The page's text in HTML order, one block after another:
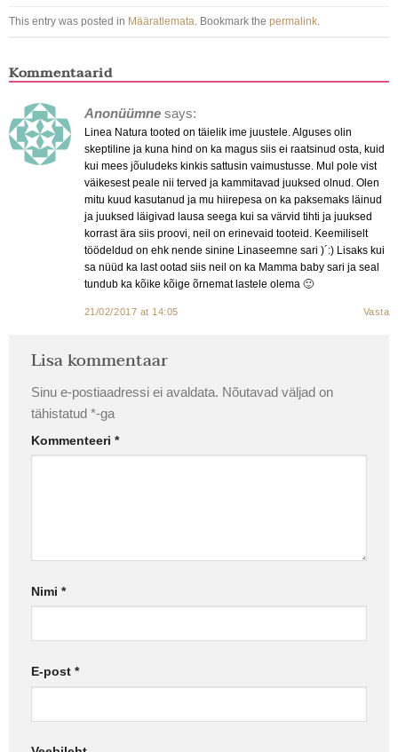
This entry was posted in Määratlemata . Bookmark the permalink.
Kommentaarid
Anonüümne says:
Linea Natura tooted on täielik ime juustele. Alguses olin
skeptiline ja kuna hind on ka magus siis ei raatsinud osta, kuid
kui mees jõuludeks kinkis sattusin vaimustusse. Mul pole vist
väikesest peale nii terved ja kammitavad juuksed olnud. Olen
mitu kuud kasutanud ja mu hiirepesa on ka paksemaks läinud
ja juuksed läigivad lausa seega kui sa värvid tihti ja juuksed
korrast ära siis proovi, neil on erinevaid tooteid. Keemiliselt
töödeldud on ehk nende sinine Linaseemne sari )´:) Lisaks kui
sa nüüd ka last ootad siis neil on ka Mamma baby sari ja seal
tundub ka kõike kõige õrnemat lastele olema 🙂
21/02/2017 at 14:05 Vasta
Lisa kommentaar
Sinu e-postiaadressi ei avaldata. Nõutavad väljad on
tähistatud *-ga
Kommenteeri *
Nimi *
E-post *